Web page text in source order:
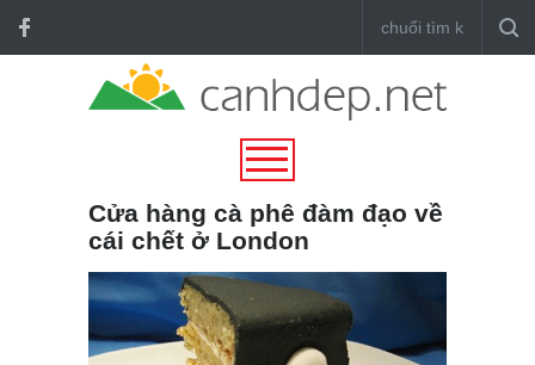
Cửa hàng cà phê đàm đạo về
cái chết ở London